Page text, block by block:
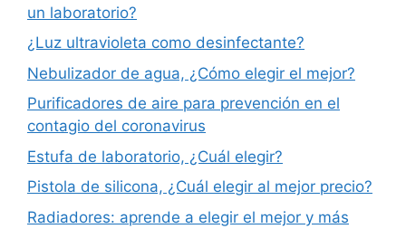
un laboratorio?
¿Luz ultravioleta como desinfectante?
Nebulizador de agua, ¿Cómo elegir el mejor?
Purificadores de aire para prevención en el
contagio del coronavirus
Estufa de laboratorio, ¿Cuál elegir?
Pistola de silicona, ¿Cuál elegir al mejor precio?
Radiadores: aprende a elegir el mejor y más